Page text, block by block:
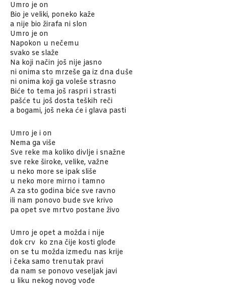
Umro je on
Bio je veliki, poneko kaže
a nije bio žirafa ni slon
Umro je on
Napokon u nečemu
svako se slaže
Na koji način još nije jasno
ni onima sto mrzeše ga iz dna duše
ni onima koji ga voleše strasno
Biće to tema još raspri i strasti
pašće tu još dosta teških reči
a bogami, još neka će i glava pasti
Umro je i on
Nema ga više
Sve reke ma koliko divlje i snažne
sve reke široke, velike, važne
u neko more se ipak sliše
u neko more mirno i tamno
A za sto godina biće sve ravno
ili nam ponovo bude sve krivo
pa opet sve mrtvo postane živo
Umro je opet a možda i nije
dok crv ko zna čije kosti glođe
on se tu možda između nas krije
i čeka samo trenutak pravi
da nam se ponovo veseljak javi
u liku nekog novog vođe